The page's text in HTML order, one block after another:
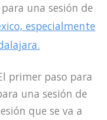
una sesión de
especialmente
primer paso para
una sesión de
que se va a